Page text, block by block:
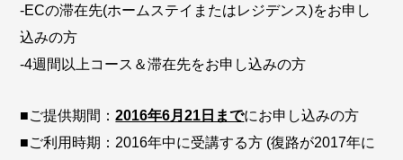
-ECの滞在先(ホームステイまたはレジデンス)をお申し
込みの方
-4週間以上コース＆滞在先をお申し込みの方
■ご提供期間：2016年6月21日までにお申し込みの方
■ご利用時期：2016年中に受講する方 (復路が2017年に